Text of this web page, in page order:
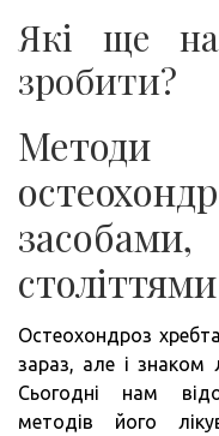
Які ще
зробити?
століттями
Остеохондроз
зараз, але і знаком
Сьогодні нам
методів його